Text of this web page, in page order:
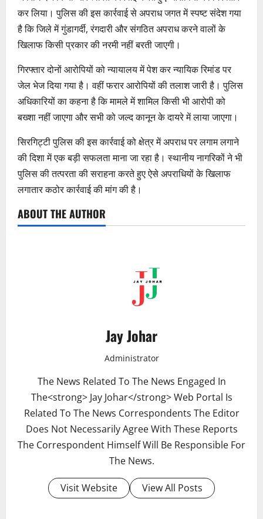
कर लिया। पुलिस की इस कार्रवाई से अपराध जगत में स्पष्ट संदेश गया
है कि जिले में गुंडागर्दी, रंगदारी और संगठित अपराध करने वालों के
खिलाफ किसी प्रकार की नरमी नहीं बरती जाएगी।
गिरफ्तार दोनों आरोपियों को न्यायालय में पेश कर न्यायिक रिमांड पर
जेल भेज दिया गया है। वहीं फरार आरोपियों की तलाश जारी है। पुलिस
अधिकारियों का कहना है कि मामले में शामिल किसी भी आरोपी को
बख्शा नहीं जाएगा और सभी को जल्द कानून के दायरे में लाया जाएगा।
सिरगिट्टी पुलिस की इस कार्रवाई को क्षेत्र में अपराध पर लगाम लगाने
की दिशा में एक बड़ी सफलता माना जा रहा है। स्थानीय नागरिकों ने भी
पुलिस की तत्परता की सराहना करते हुए ऐसे अपराधियों के खिलाफ
लगातार कठोर कार्रवाई की मांग की है।
ABOUT THE AUTHOR
Jay Johar
Administrator
The News Related To The News Engaged In
The<strong> Jay Johar</strong> Web Portal Is
Related To The News Correspondents The Editor
Does Not Necessarily Agree With These Reports
The Correspondent Himself Will Be Responsible For
The News.
Visit Website View All Posts